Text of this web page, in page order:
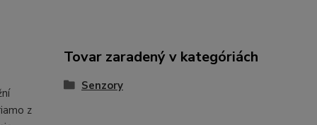
z
Tovar zaradený v kategóriách
Senzory